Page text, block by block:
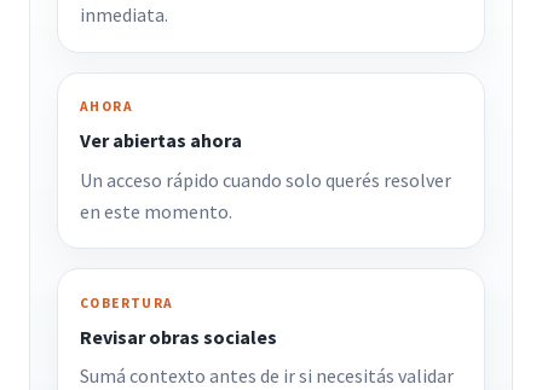
inmediata.
AHORA
Ver abiertas ahora
Un acceso rápido cuando solo querés resolver
en este momento.
COBERTURA
Revisar obras sociales
Sumá contexto antes de ir si necesitás validar